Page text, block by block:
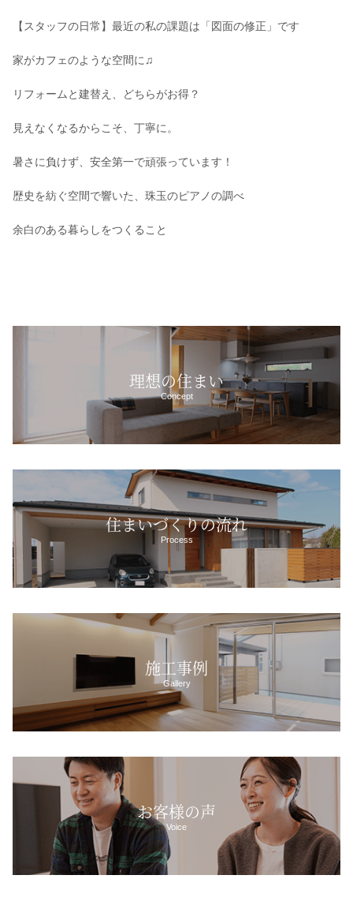
【スタッフの日常】最近の私の課題は「図面の修正」です
家がカフェのような空間に♫
リフォームと建替え、どちらがお得？
見えなくなるからこそ、丁寧に。
暑さに負けず、安全第一で頑張っています！
歴史を紡ぐ空間で響いた、珠玉のピアノの調べ
余白のある暮らしをつくること
理想の住まい
Concept
住まいづくりの流れ
Process
施工事例
Gallery
お客様の声
Voice